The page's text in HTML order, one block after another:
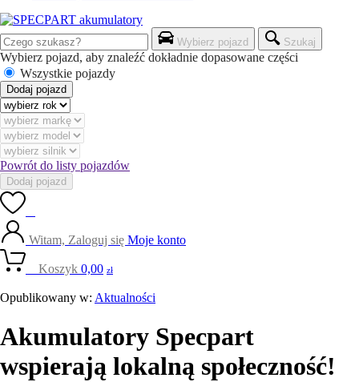
Wybierz pojazd Szukaj
Wybierz pojazd, aby znaleźć dokładnie dopasowane części
Wszystkie pojazdy
Dodaj pojazd
Powrót do listy pojazdów
Dodaj pojazd
Witam, Zaloguj się Moje konto
Koszyk 0,00 zł
Opublikowany w: Aktualności
Akumulatory Specpart
wspierają lokalną społeczność!